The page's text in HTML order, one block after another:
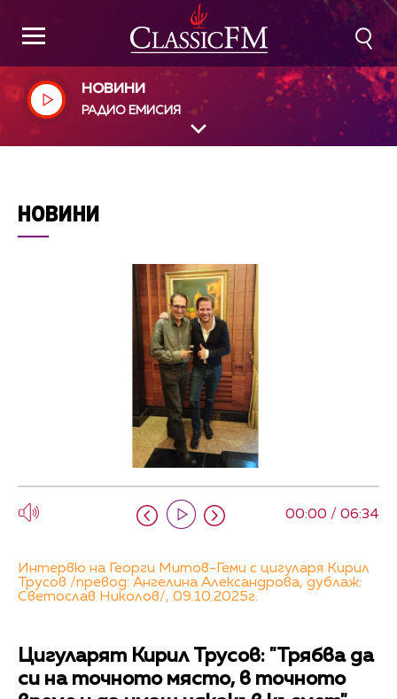
НОВИНИ
РАДИО ЕМИСИЯ
НОВИНИ
00:00 / 06:34
Интервю на Георги Митов-Геми с цигуларя Кирил
Трусов /превод: Ангелина Александрова, дублаж:
Светослав Николов/, 09.10.2025г.
Цигуларят Кирил Трусов: "Трябва да
си на точното място, в точното